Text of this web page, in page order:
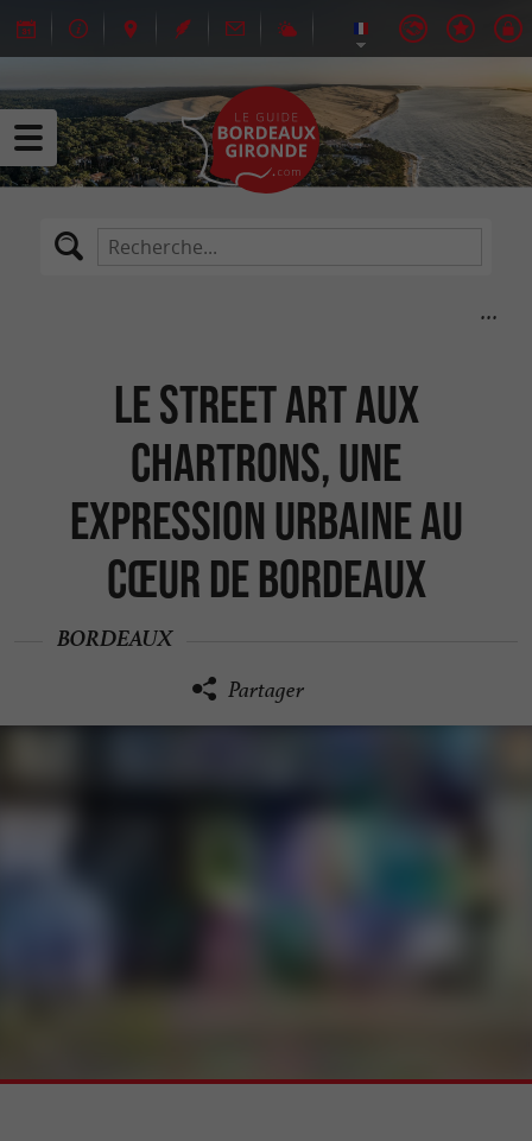
Le street art aux
Chartrons, une
expression urbaine au
cœur de Bordeaux
BORDEAUX
Partager